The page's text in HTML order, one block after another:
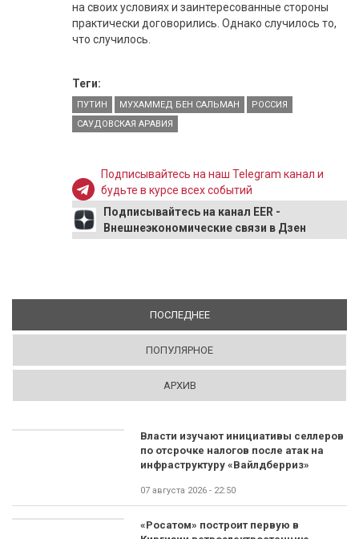
на своих условиях и заинтересованные стороны
практически договорились. Однако случилось то,
что случилось.
Теги:
ПУТИН МУХАММЕД БЕН САЛЬМАН
РОССИЯ
САУДОВСКАЯ АРАВИЯ
Подписывайтесь на наш Telegram канал и
будьте в курсе всех событий
Подписывайтесь на канал EER -
Внешнеэкономические связи в Дзен
ПОСЛЕДНЕЕ(АКТИВНАЯ ВКЛАДКА)
ПОПУЛЯРНОЕ
АРХИВ
Власти изучают инициативы селлеров
по отсрочке налогов после атак на
инфраструктуру «Вайлдберриз»
07 августа 2026 - 22:50
«Росатом» построит первую в